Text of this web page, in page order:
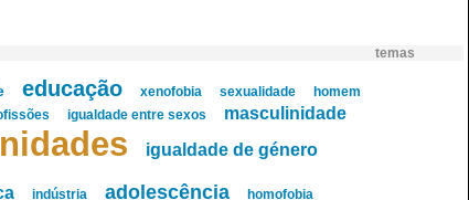
temas
educação xenofobia sexualidade homem
igualdade entre sexos masculinidade
igualdade de género
indústria adolescência homofobia